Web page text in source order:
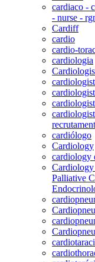
cardiaco -
- nurse -
Cardiff
cardio
cardio-
cardiologia
cardiólogo
Cardiology
cardiology
Palliative